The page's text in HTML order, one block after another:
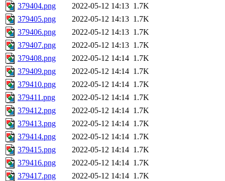
379404.png
2022-05-12 14:13 1.7K
379405.png
2022-05-12 14:13 1.7K
379406.png
2022-05-12 14:13 1.7K
379407.png
2022-05-12 14:13 1.7K
379408.png
2022-05-12 14:14 1.7K
379409.png
2022-05-12 14:14 1.7K
379410.png
2022-05-12 14:14 1.7K
379411.png
2022-05-12 14:14 1.7K
379412.png
2022-05-12 14:14 1.7K
379413.png
2022-05-12 14:14 1.7K
379414.png
2022-05-12 14:14 1.7K
379415.png
2022-05-12 14:14 1.7K
379416.png
2022-05-12 14:14 1.7K
379417.png
2022-05-12 14:14 1.7K